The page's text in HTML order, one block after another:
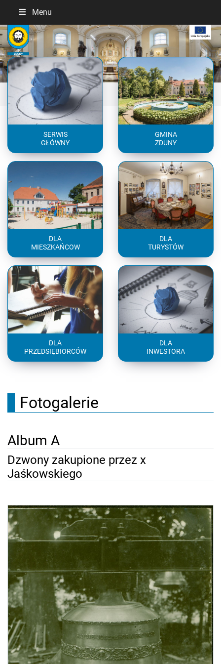
Menu
Previous Next
SERWIS
GŁÓWNY
GMINA
ZDUNY
DLA
MIESZKAŃCOW
DLA
TURYSTÓW
DLA
PRZEDSIĘBIORCÓW
DLA
INWESTORA
Fotogalerie
Album A
Dzwony zakupione przez x
Jaśkowskiego